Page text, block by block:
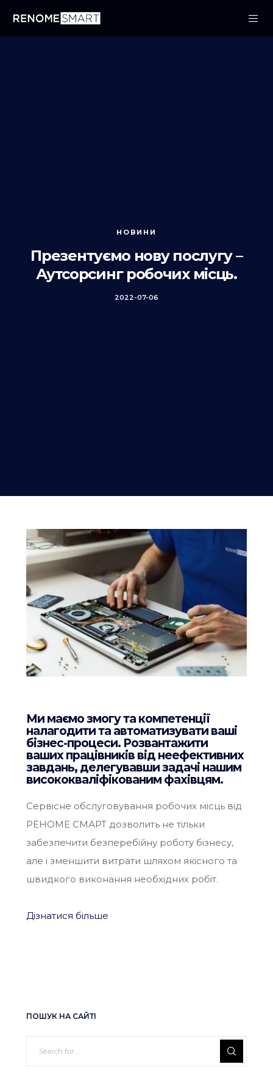
НОВИНИ
Презентуємо нову послугу –
Аутсорсинг робочих місць.
2022-07-06
Ми маємо змогу та компетенції
налагодити та автоматизувати ваші
бізнес-процеси. Розвантажити
ваших працівників від неефективних
завдань, делегувавши задачі нашим
висококваліфікованим фахівцям.
Сервісне обслуговування робочих місць від
РЕНОМЕ СМАРТ дозволить не тільки
забезпечити безперебійну роботу бізнесу,
але і зменшити витрати шляхом якісного та
швидкого виконання необхідних робіт.
Дізнатися більше
ПОШУК НА САЙТІ